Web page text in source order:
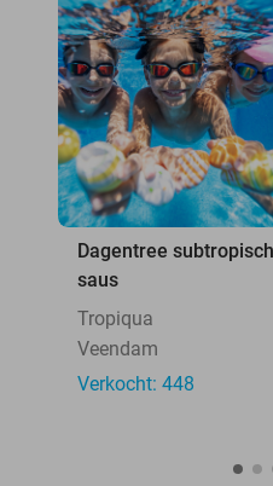
Dagentree
saus
Tropiqua
Veendam
Verkocht: 448